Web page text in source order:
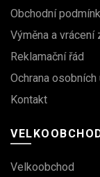
Obchodní
Výměna a vrácení
Reklamační řád
Ochrana osobních
Kontakt
Velkoobchod